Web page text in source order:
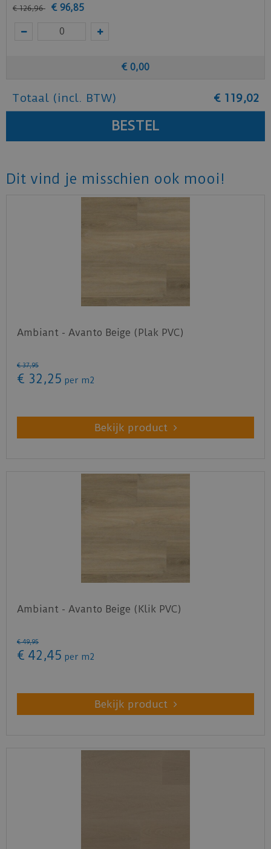
€ 126,96 € 96,85
€ 0,00
Totaal (incl. BTW) € 119,02
Dit vind je misschien ook mooi!
Ambiant - Avanto Beige (Plak PVC)
€ 37,95
€ 32 ,25 per m2
Bekijk product
Ambiant - Avanto Beige (Klik PVC)
€ 49,95
€ 42 ,45 per m2
Bekijk product